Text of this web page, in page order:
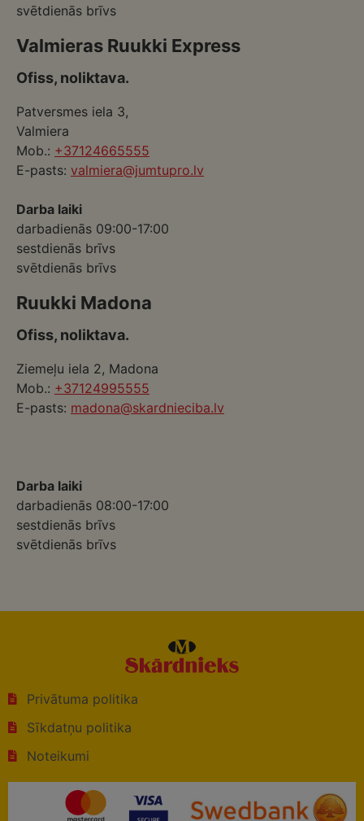
svētdienās brīvs
Valmieras Ruukki Express
Ofiss, noliktava.
Patversmes iela 3,
Valmiera
Mob.: +37124665555
E-pasts: valmiera@jumtupro.lv
Darba laiki
darbadienās 09:00-17:00
sestdienās brīvs
svētdienās brīvs
Ruukki Madona
Ofiss, noliktava.
Ziemeļu iela 2, Madona
Mob.: +37124995555
E-pasts: madona@skardnieciba.lv
Darba laiki
darbadienās 08:00-17:00
sestdienās brīvs
svētdienās brīvs
Privātuma politika
Sīkdatņu politika
Noteikumi